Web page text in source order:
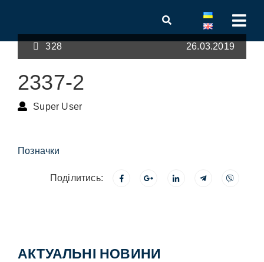
328 26.03.2019
2337-2
Super User
Позначки
Поділитись:
АКТУАЛЬНІ НОВИНИ